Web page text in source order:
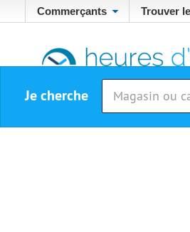
Commerçants Trouver
Je cherche